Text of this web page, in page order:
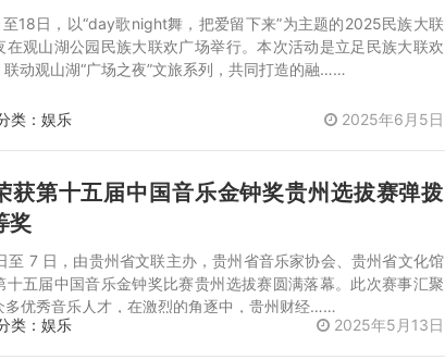
18日，以“day歌night舞，把爱留下来”为主题的2025民族大联
在观山湖公园民族大联欢广场举行。本次活动是立足民族大联欢
联动观山湖“广场之夜”文旅系列，共同打造的融……
类：娱乐 2025年6月5日
获第十五届中国音乐金钟奖贵州选拔赛弹拨
奖​
至 7 日，由贵州省文联主办，贵州省音乐家协会、贵州省文化馆
十五届中国音乐金钟奖比赛贵州选拔赛圆满落幕。此次赛事汇聚
多优秀音乐人才，在激烈的角逐中，贵州财经……
类：娱乐
2025年5月13日